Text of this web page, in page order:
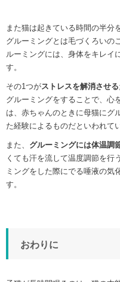
また猫は起きている時間の半分
グルーミングとは毛づくろいの
ルーミングには、身体をキレイ
す。
その1つがストレスを解消させる
グルーミングをすることで、心
は、赤ちゃんのときに母猫にグ
た経験によるものだといわれて
また、 グルーミングには体温調
くても汗を流して温度調節を行
ミングをした際にでる唾液の気
す。
おわりに